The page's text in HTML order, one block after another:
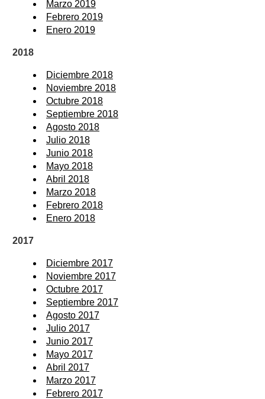
Marzo 2019
Febrero 2019
Enero 2019
2018
Diciembre 2018
Noviembre 2018
Octubre 2018
Septiembre 2018
Agosto 2018
Julio 2018
Junio 2018
Mayo 2018
Abril 2018
Marzo 2018
Febrero 2018
Enero 2018
2017
Diciembre 2017
Noviembre 2017
Octubre 2017
Septiembre 2017
Agosto 2017
Julio 2017
Junio 2017
Mayo 2017
Abril 2017
Marzo 2017
Febrero 2017